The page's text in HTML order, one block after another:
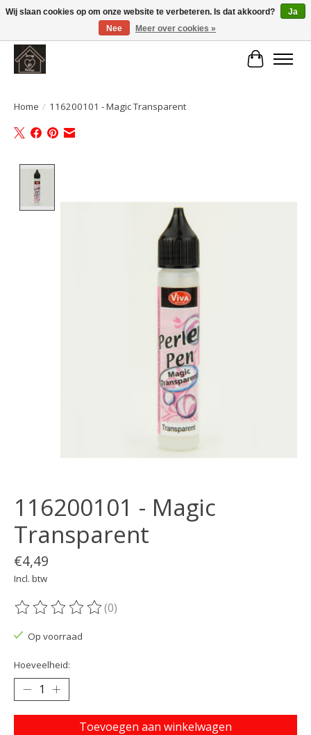
Large selection of products and fast shipping!
Home / 116200101 - Magic Transparent
116200101 - Magic
Transparent
€4,49
Incl. btw
De beoordeling van dit product is
(0)
Op voorraad
Hoeveelheid:
Toevoegen aan winkelwagen
Wij slaan cookies op om onze website te verbeteren. Is dat akkoord?
Ja
Nee
Meer over cookies »